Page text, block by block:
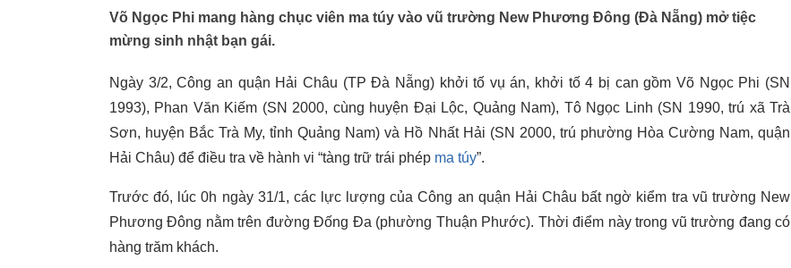
Võ Ngọc Phi mang hàng chục viên ma túy vào vũ trường New Phương Đông (Đà Nẵng) mở tiệc
mừng sinh nhật bạn gái.
Ngày 3/2, Công an quận Hải Châu (TP Đà Nẵng) khởi tố vụ án, khởi tố 4 bị can gồm Võ Ngọc Phi (SN
1993), Phan Văn Kiếm (SN 2000, cùng huyện Đại Lộc, Quảng Nam), Tô Ngọc Linh (SN 1990, trú xã Trà
Sơn, huyện Bắc Trà My, tỉnh Quảng Nam) và Hồ Nhất Hải (SN 2000, trú phường Hòa Cường Nam, quận
Hải Châu) để điều tra về hành vi “tàng trữ trái phép ma túy”.
Trước đó, lúc 0h ngày 31/1, các lực lượng của Công an quận Hải Châu bất ngờ kiểm tra vũ trường New
Phương Đông nằm trên đường Đống Đa (phường Thuận Phước). Thời điểm này trong vũ trường đang có
hàng trăm khách.